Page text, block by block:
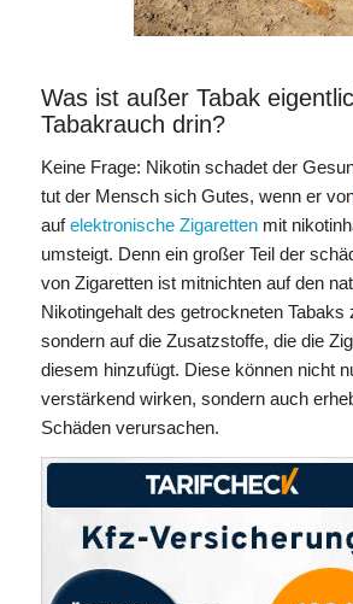
Was ist außer Tabak
Tabakrauch drin?
Keine Frage: Nikotin schadet der
tut der Mensch sich Gutes, wenn er
aufelektronische Zigarettenmit
umsteigt. Denn ein großer Teil der
von Zigaretten ist mitnichten auf den
Nikotingehalt des getrockneten Tabaks
sondern auf die Zusatzstoffe, die die
diesem hinzufügt. Diese können nicht
verstärkend wirken, sondern auch
Schäden verursachen.